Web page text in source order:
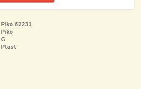
Piko 62231
Piko
G
Plast